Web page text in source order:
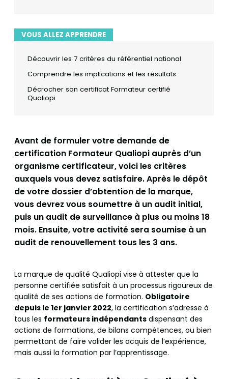
VOUS ALLEZ APPRENDRE
Découvrir les 7 critères du référentiel national
Comprendre les implications et les résultats
Décrocher son certificat Formateur certifié
Qualiopi
Avant de formuler votre demande de
certification Formateur Qualiopi auprès d’un
organisme certificateur, voici les critères
auxquels vous devez satisfaire. Après le dépôt
de votre dossier d’obtention de la marque,
vous devrez vous soumettre à un audit initial,
puis un audit de surveillance à plus ou moins 18
mois. Ensuite, votre activité sera soumise à un
audit de renouvellement tous les 3 ans.
La marque de qualité Qualiopi vise à attester que la
personne certifiée satisfait à un processus rigoureux de
qualité de ses actions de formation. Obligatoire
depuis le 1er janvier 2022, la certification s’adresse à
tous les formateurs indépendants dispensant des
actions de formations, de bilans compétences, ou bien
permettant de faire valider les acquis de l’expérience,
mais aussi la formation par l’apprentissage.